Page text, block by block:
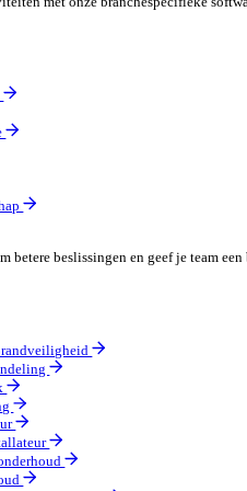
draaien op snelheid en
met onze
Liften